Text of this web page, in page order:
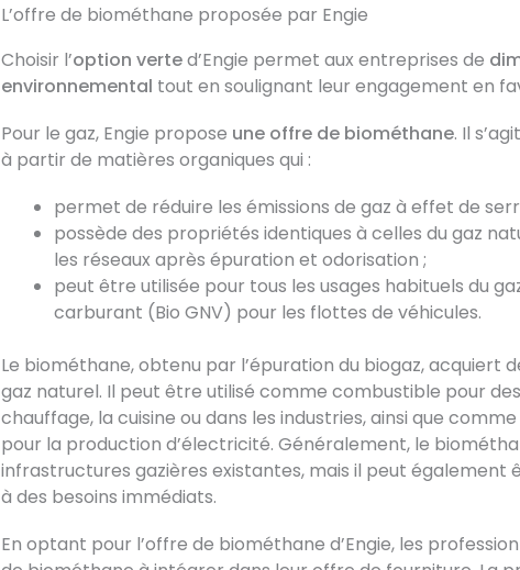
L’offre de biométhane proposée par Engie
Choisir l’option verted’Engie permet aux entreprises de
environnemental tout en soulignant leur engagement en
Pour le gaz, Engie propose une offre de biométhane. Il
à partir de matières organiques qui :
permet de réduire les émissions de gaz à effet de
possède des propriétés identiques à celles du gaz
les réseaux après épuration et odorisation ;
peut être utilisée pour tous les usages habituels du
carburant (Bio GNV) pour les flottes de véhicules.
Le biométhane, obtenu par l’épuration du biogaz, acquiert
gaz naturel. Il peut être utilisé comme combustible pour
chauffage, la cuisine ou dans les industries, ainsi que
pour la production d’électricité. Généralement, le
infrastructures gazières existantes, mais il peut
à des besoins immédiats.
En optant pour l’offre de biométhane d’Engie, les